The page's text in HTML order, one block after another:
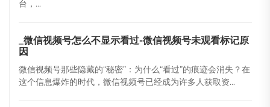
台，...
_微信视频号怎么不显示看过-微信视频号未观看标记原
因
微信视频号那些隐藏的“秘密”：为什么“看过”的痕迹会消失？在
这个信息爆炸的时代，微信视频号已经成为许多人获取资...